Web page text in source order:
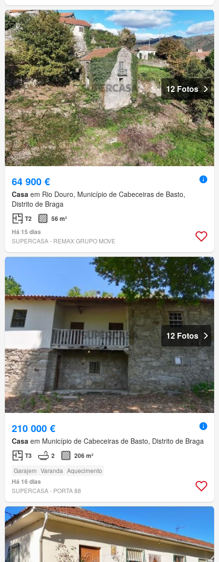
12 Fotos
64 900 €
Casa em Rio Douro, Município de Cabeceiras de Basto,
Distrito de Braga
T2
56 m²
Há 15 dias
SUPERCASA - REMAX GRUPO MOVE
12 Fotos
210 000 €
Casa em Município de Cabeceiras de Basto, Distrito de Braga
T3 2 206 m²
Garajem Varanda Aquecimento
Há 16 dias
SUPERCASA - PORTA 88